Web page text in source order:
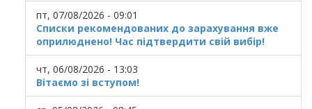
пт, 07/08/2026 - 09:01
Списки рекомендованих до зарахування вже
оприлюднено! Час підтвердити свій вибір!
чт, 06/08/2026 - 13:03
Вітаємо зі вступом!